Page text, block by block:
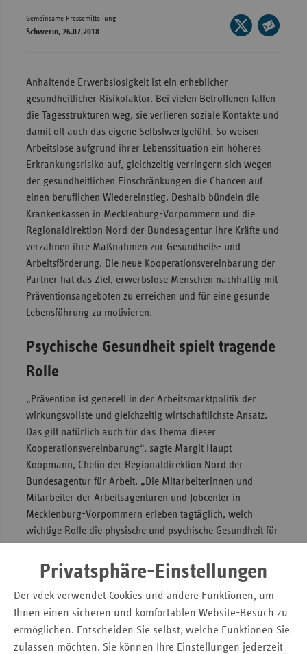
Privatsphäre-Einstellungen
Der vdek verwendet Cookies und andere Funktionen, um
Ihnen einen sicheren und komfortablen Website-Besuch zu
ermöglichen. Entscheiden Sie selbst, welche Funktionen Sie
zulassen möchten. Sie können Ihre Einstellungen jederzeit
Gemeinsame Pressemitteilung
Schwerin, 26.07.2018
Seite
auf
teilen
Anhaltende Erwerbslosigkeit ist ein erheblicher
gesundheitlicher Risikofaktor. Bei vielen Betroffenen fallen
die Tagesstrukturen weg, sie verlieren soziale Kontakte und
damit oft auch das eigene Selbstwertgefühl. So weisen
Arbeitslose aufgrund ihrer Lebenssituation ein höheres
Erkrankungsrisiko auf, gleichzeitig verringern sich wegen
der gesundheitlichen Einschränkungen die Chancen auf
einen beruflichen Wiedereinstieg. Deshalb bündeln die
Krankenkassen in Mecklenburg-Vorpommern und die
Regionaldirektion Nord der Bundesagentur ihre Kräfte und
verzahnen ihre Maßnahmen zur Gesundheits- und
Arbeitsförderung. Die neue Kooperationsvereinbarung der
Partner hat das Ziel, erwerbslose Menschen nachhaltig mit
Präventionsangeboten zu erreichen und für eine gesunde
Lebensführung zu motivieren.
Psychische Gesundheit spielt tragende
Rolle
„Prävention ist generell in der Arbeitsmarktpolitik der
wirkungsvollste und gleichzeitig wirtschaftlichste Ansatz.
Das gilt natürlich auch für das Thema dieser
Kooperationsvereinbarung“, sagte Margit Haupt-
Koopmann, Chefin der Regionaldirektion Nord der
Bundesagentur für Arbeit. „Die Mitarbeiterinnen und
Mitarbeiter der Arbeitsagenturen und Jobcenter in
Mecklenburg-Vorpommern erleben tagtäglich, welch
wichtige Rolle die physische und psychische Gesundheit für
Niedrigschwellige Angebote schaffen
Das Projekt „Verknüpfung von Arbeits- und
Gesundheitsförderung in der kommunalen Lebenswelt“
richtet sich an Menschen, die Arbeitslosengeld I oder II